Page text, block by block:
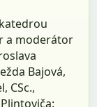
a moderátor
Bajová,
CSc.,